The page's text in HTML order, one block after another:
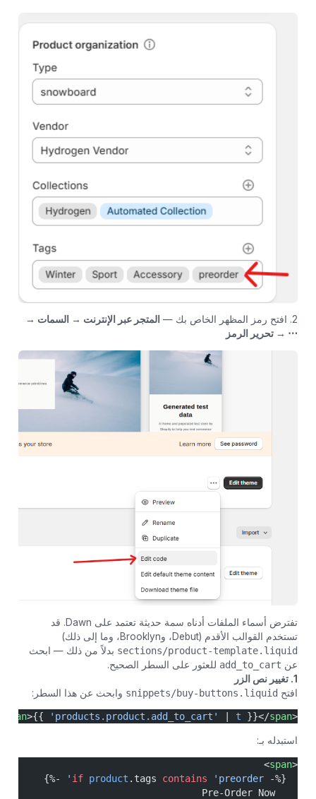
2. افتح رمز المظهر الخاص بك —
المتجر عبر الإنترنت → السمات →
⋯ → تحرير الرمز
تفترض أسماء الملفات أدناه سمة حديثة تعتمد على Dawn. قد
تستخدم القوالب الأقدم (Debut، وBrooklyn، وما إلى ذلك)
sections/product-template.liquid بدلاً من ذلك — ابحث
عن add_to_cart للعثور على السطر الصحيح.
1. تغيير نص الزر
افتح snippets/buy-buttons.liquid وابحث عن هذا السطر:
<
span>{{ 'products.product.add_to_cart' t }}</span
استبدله بـ:
<
span
>
  {%-
if product .tags contains 'preorder'
-%}
    Pre-Order Now